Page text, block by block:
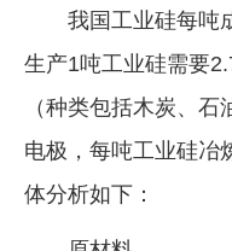
我国工业硅每吨
生产1吨工业硅需要
（种类包括木炭、
电极，每吨工业硅冶
体分析如下：